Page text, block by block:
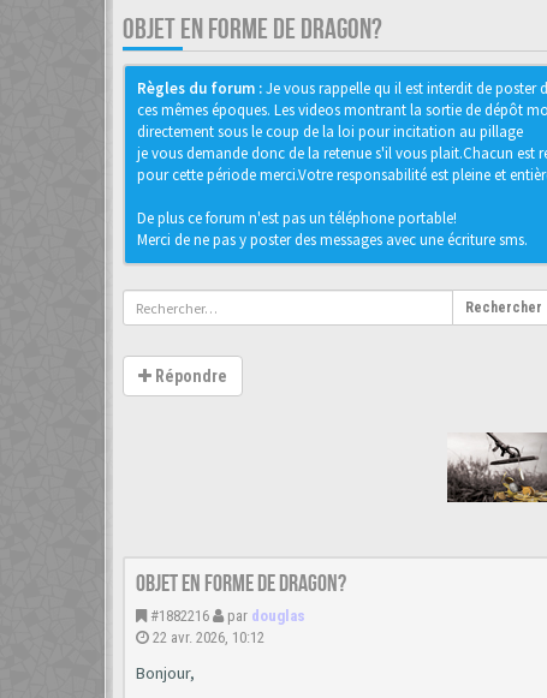
OBJET EN FORME DE DRAGON?
Règles du forum :Je vous rappelle qu il est interdit de
ces mêmes époques. Les videos montrant la sortie de dépôt
directement sous le coup de la loi pour incitation au pillage
je vous demande donc de la retenue s'il vous plait.Chacun est
pour cette période merci.Votre responsabilité est pleine et
De plus ce forum n'est pas un téléphone portable!
Merci de ne pas y poster des messages avec une écriture sms.
Rechercher
Répondre
objet en forme de dragon?
#1882216 par douglas
22 avr. 2026, 10:12
Bonjour,